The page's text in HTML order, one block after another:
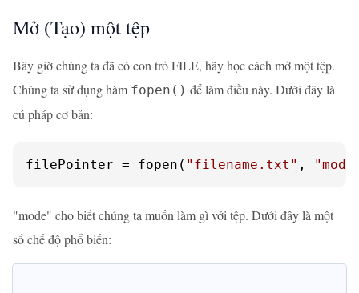
Mở (Tạo) một tệp
Bây giờ chúng ta đã có con trỏ FILE, hãy học cách mở một tệp.
Chúng ta sử dụng hàm fopen() để làm điều này. Dưới đây là
cú pháp cơ bản:
filePointer = fopen( "filename.txt" ,
"mode" cho biết chúng ta muốn làm gì với tệp. Dưới đây là một
số chế độ phổ biến: